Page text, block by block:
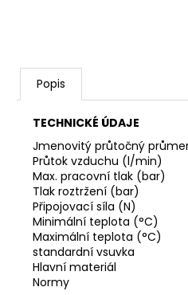
Popis
TECHNICKÉ ÚDAJE
Jmenovitý průtočný
Průtok vzduchu (l/min)
Max. pracovní tlak (bar)
Tlak roztržení (bar)
Připojovací síla (N)
Minimální teplota (°C)
Maximální teplota (°C)
standardní vsuvka
Hlavní materiál
Normy